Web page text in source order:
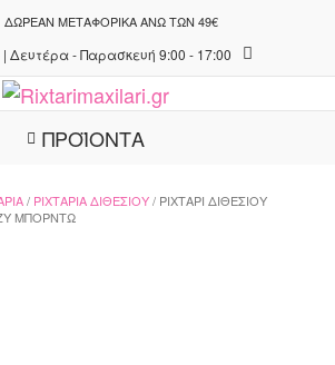
ΔΩΡΕΆΝ ΜΕΤΑΦΟΡΙΚΆ ΆΝΩ ΤΩΝ 49€
| Δευτέρα - Παρασκευή 9:00 - 17:00
ΠΡΟΪΟΝΤΑ
/ ΡΙΧΤΆΡΙΑ ΔΙΘΈΣΙΟΥ/ ΡΙΧΤΆΡΙ ΔΙΘΈΣΙΟΥ
ΜΠΟΡΝΤΏ